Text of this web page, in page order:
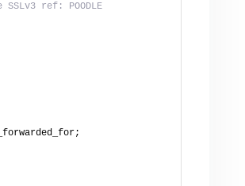
ref: POODLE